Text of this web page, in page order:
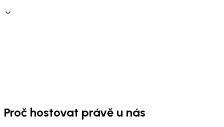
Proč hostovat právě u nás